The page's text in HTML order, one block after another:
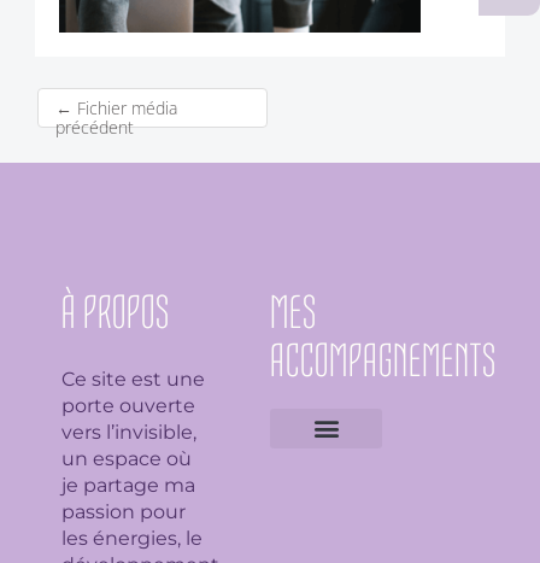
← Fichier média
précédent
À PROPOS
Ce site est une
porte ouverte
vers l’invisible,
un espace où
je partage ma
passion pour
les énergies, le
MES
ACCOMPAGNEMENTS